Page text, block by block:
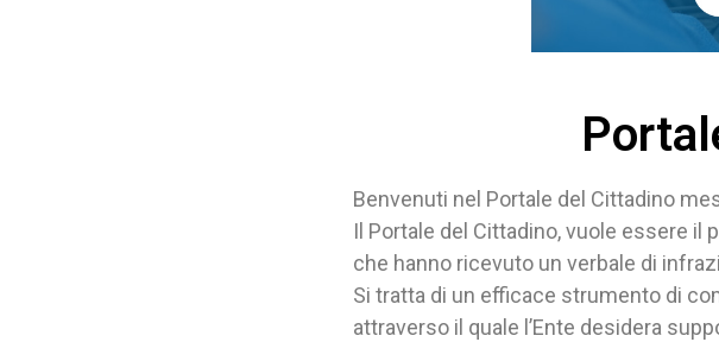
Benvenuti nel Portale del Cittadino
Il Portale del Cittadino, vuole essere
che hanno ricevuto un verbale di
Si tratta di un efficace strumento di
attraverso il quale l’Ente desidera